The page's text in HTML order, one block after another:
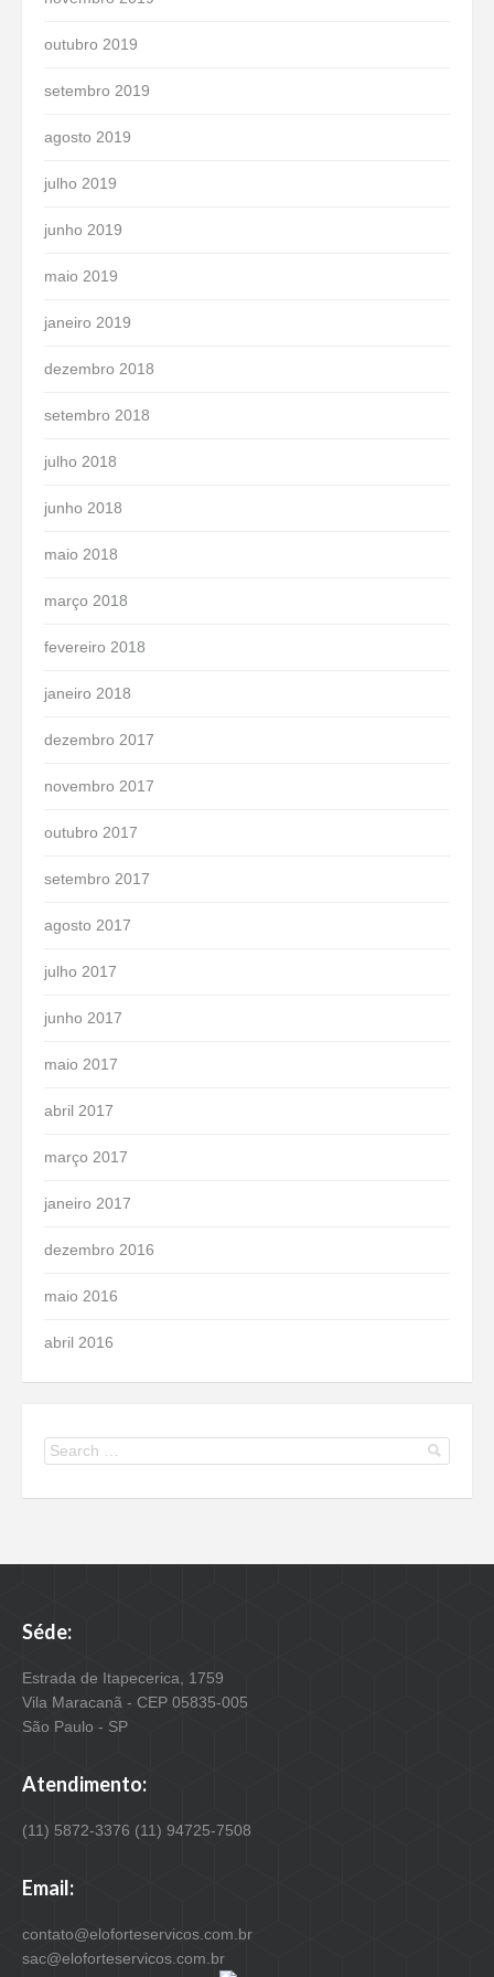
outubro 2019
setembro 2019
agosto 2019
julho 2019
junho 2019
maio 2019
janeiro 2019
dezembro 2018
setembro 2018
julho 2018
junho 2018
maio 2018
março 2018
fevereiro 2018
janeiro 2018
dezembro 2017
novembro 2017
outubro 2017
setembro 2017
agosto 2017
julho 2017
junho 2017
maio 2017
abril 2017
março 2017
janeiro 2017
dezembro 2016
maio 2016
abril 2016
Séde:
Estrada de Itapecerica, 1759
Vila Maracanã - CEP 05835-005
São Paulo - SP
Atendimento:
(11) 5872-3376 (11) 94725-7508
Email:
contato@eloforteservicos.com.br
sac@eloforteservicos.com.br